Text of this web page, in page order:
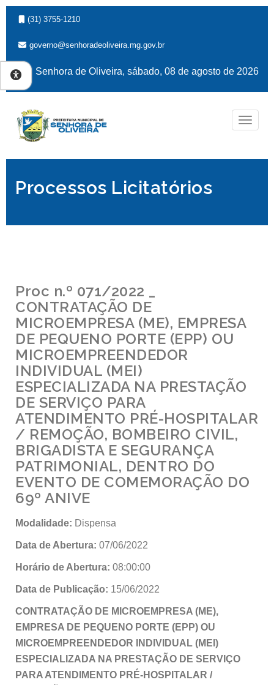
(31) 3755-1210
governo@senhoradeoliveira.mg.gov.br
Senhora de Oliveira, sábado, 08 de agosto de 2026
Processos Licitatórios
Proc n.º 071/2022 _
CONTRATAÇÃO DE
MICROEMPRESA (ME), EMPRESA
DE PEQUENO PORTE (EPP) OU
MICROEMPREENDEDOR
INDIVIDUAL (MEI)
ESPECIALIZADA NA PRESTAÇÃO
DE SERVIÇO PARA
ATENDIMENTO PRÉ-HOSPITALAR
/ REMOÇÃO, BOMBEIRO CIVIL,
BRIGADISTA E SEGURANÇA
PATRIMONIAL, DENTRO DO
EVENTO DE COMEMORAÇÃO DO
69º ANIVE
Modalidade: Dispensa
Data de Abertura: 07/06/2022
Horário de Abertura: 08:00:00
Data de Publicação: 15/06/2022
CONTRATAÇÃO DE MICROEMPRESA (ME),
EMPRESA DE PEQUENO PORTE (EPP) OU
MICROEMPREENDEDOR INDIVIDUAL (MEI)
ESPECIALIZADA NA PRESTAÇÃO DE SERVIÇO
PARA ATENDIMENTO PRÉ-HOSPITALAR /